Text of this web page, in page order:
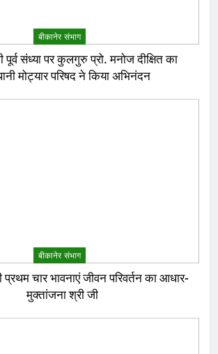
बीकानेर संभाग
पूर्व संध्या पर कुलगुरु प्रो. मनोज दीक्षित का
मोट्यार परिषद ने किया अभिनंदन
बीकानेर संभाग
चार भावनाएं जीवन परिवर्तन का आधार-
मुक्तांजना श्री जी